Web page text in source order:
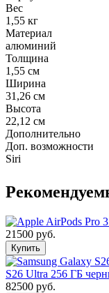
Вес
1,55 кг
Материал
алюминий
Толщина
1,55 см
Ширина
31,26 см
Высота
22,12 см
Дополнительно
Доп. возможности
Siri
21500 руб.
Купить
S26 Ultra 256 ГБ
82500 руб.